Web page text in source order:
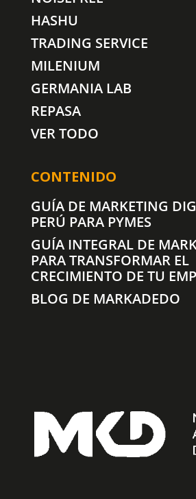
HASHU
TRADING SERVICE
MILENIUM
GERMANIA LAB
REPASA
VER TODO
CONTENIDO
GUÍA DE MARKETING
PERÚ PARA PYMES
GUÍA INTEGRAL DE
PARA TRANSFORMAR EL
CRECIMIENTO DE TU
BLOG DE MARKADEDO